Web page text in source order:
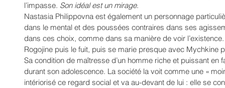
l’impasse. Son idéal est un mirage.
Nastasia Philippovna est également un personnage
dans le mental et des poussées contraires dans ses
dans ces choix, comme dans sa manière de voir
Rogojine puis le fuit, puis se marie presque avec Mychkine
Sa condition de maîtresse d’un homme riche et puissant
durant son adolescence. La société la voit comme une «
intériorisé ce regard social et va au-devant de lui : elle se